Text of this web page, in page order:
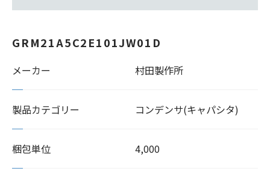
GRM21A5C2E101JW01D
メーカー 村田製作所
製品カテゴリー コンデンサ(キャパシタ)
梱包単位 4,000